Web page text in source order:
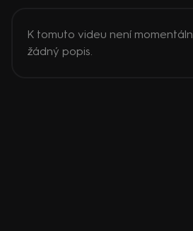
K tomuto videu není
žádný popis.